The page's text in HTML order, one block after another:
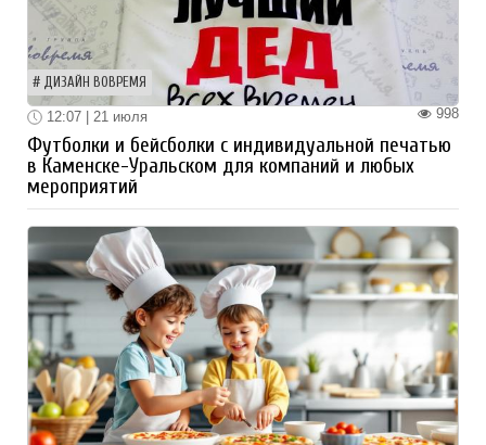
ДИЗАЙН ВОВРЕМЯ
998
12:07 | 21 июля
Футболки и бейсболки с индивидуальной печатью
в Каменске-Уральском для компаний и любых
мероприятий